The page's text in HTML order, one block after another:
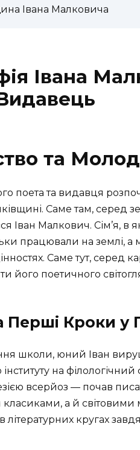
Івана Малковича
Івана
та
поета та видавця
Саме там, серед
Іван Малкович. Сім’я, в
працювали на землі, а
Саме тут, серед
його поетичного
Перші Кроки у
школи, юний Іван
інституту на
всерйоз — почав
класиками, а й
літературних кругах